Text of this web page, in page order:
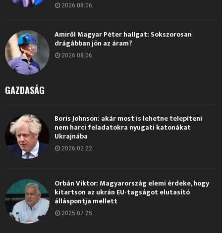
2026.08.06.
Amiről Magyar Péter hallgat: Sokszorosan
drágábban jön az áram?
2026.08.06.
GAZDASÁG
Boris Johnson: akár most is lehetne telepíteni
nem harci feladatokra nyugati katonákat
Ukrajnába
2026.02.22.
Orbán Viktor: Magyarország elemi érdeke, hogy
kitartson az ukrán EU-tagságot elutasító
álláspontja mellett
2025.07.25.